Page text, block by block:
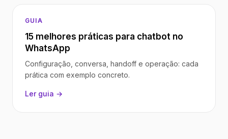
GUIA
15 melhores práticas para chatbot no
WhatsApp
Configuração, conversa, handoff e operação: cada
prática com exemplo concreto.
Ler guia →